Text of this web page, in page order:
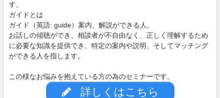
す。
ガイドとは
ガイド（英語: guide）案内、解説ができる人。
お話しの傾聴ができ、相談者が不自由なく、正しく理解するため
に必要な知識を提供でき、特定の案内や説明、そしてマッチング
ができる人を指します。
この様なお悩みを抱えている方の為のセミナーです。
詳しくはこちら